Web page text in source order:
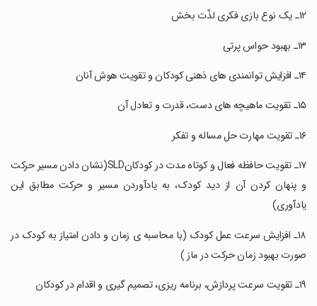
‏۱۷ـ تقویت حافظه فعال و کوتاه مدت در کودکانSLD(نشان دادن مسیر حرکت
و پنهان کردن آن از دید کودک، به یادآوردن مسیر و حرکت مطابق این
یادآوری)
‏۱۸ـ افزایش سرعت عمل کودک (با محاسبه ی زمان و دادن امتیاز به کودک در
صورت بهبود زمان حرکت در ماز )